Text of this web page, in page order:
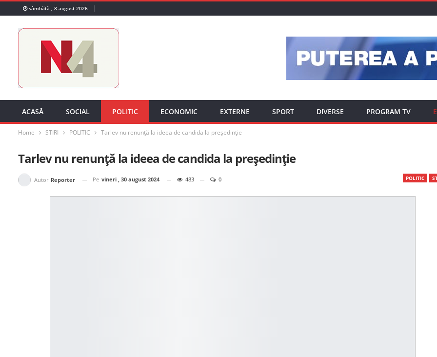
sâmbătă , 8 august 2026
ACASĂ SOCIAL POLITIC ECONOMIC EXTERNE SPORT DIVERSE PROGRAM TV
Home STIRI POLITIC Tarlev nu renunță la ideea de candida la președinție
Tarlev nu renunță la ideea de candida la președinție
POLITIC
Autor Reporter Pe vineri , 30 august 2024 483 0